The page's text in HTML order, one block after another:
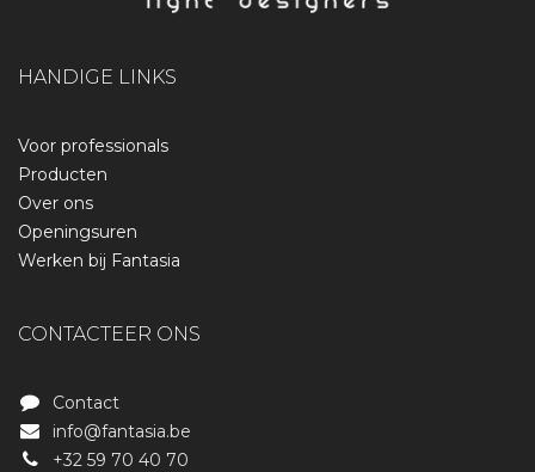
HANDIGE LINKS
Voor professionals
Producten
Over ons
Openingsuren
Werken bij Fantasia
CONTACTEER ONS
Contact
info@fantasia.be
+32 59 70 40 70